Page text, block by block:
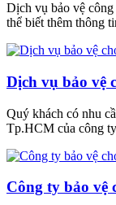
Dịch vụ bảo vệ
thể biết thêm thông
Dịch vụ bảo vệ
Quý khách có nhu
Tp.HCM của công
Công ty bảo vệ